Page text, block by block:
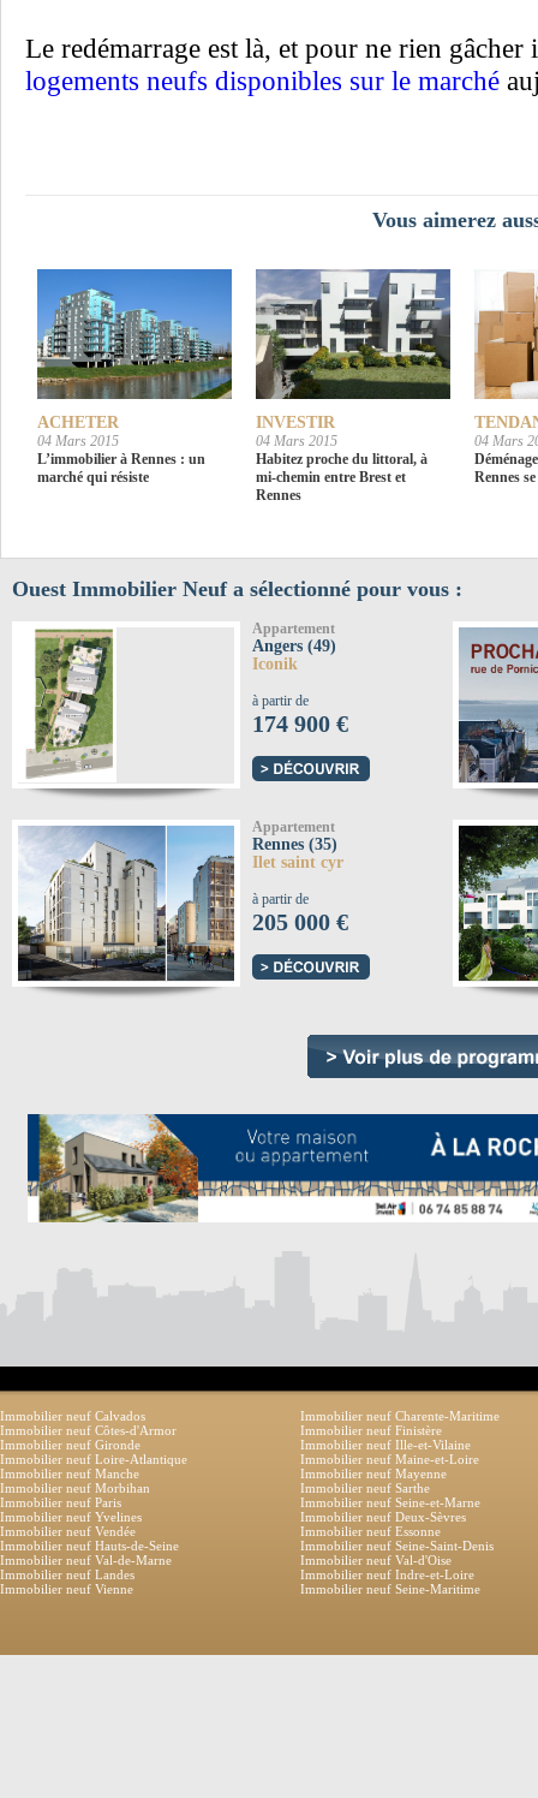
Le redémarrage est là, et pour ne rien
logements neufs disponibles sur le marché
Vous aimerez
ACHETER
04 Mars 2015
L’immobilier à Rennes : un
marché qui résiste
INVESTIR
04 Mars 2015
Habitez proche du littoral, à
mi-chemin entre Brest et
Rennes
04 Mars
Rennes
Ouest Immobilier Neuf a sélectionné pour vous :
Appartement
Angers (49)
Iconik
à partir de
174 900 €
Appartement
Rennes (35)
Ilet saint cyr
à partir de
205 000 €
Immobilier neuf Calvados
Immobilier neuf Charente-Maritime
Immobilier neuf Côtes-d'Armor
Immobilier neuf Finistère
Immobilier neuf Gironde
Immobilier neuf Ille-et-Vilaine
Immobilier neuf Loire-Atlantique
Immobilier neuf Maine-et-Loire
Immobilier neuf Manche
Immobilier neuf Mayenne
Immobilier neuf Morbihan
Immobilier neuf Sarthe
Immobilier neuf Paris
Immobilier neuf Seine-et-Marne
Immobilier neuf Yvelines
Immobilier neuf Deux-Sèvres
Immobilier neuf Vendée
Immobilier neuf Essonne
Immobilier neuf Hauts-de-Seine
Immobilier neuf Seine-Saint-Denis
Immobilier neuf Val-de-Marne
Immobilier neuf Val-d'Oise
Immobilier neuf Landes
Immobilier neuf Indre-et-Loire
Immobilier neuf Vienne
Immobilier neuf Seine-Maritime